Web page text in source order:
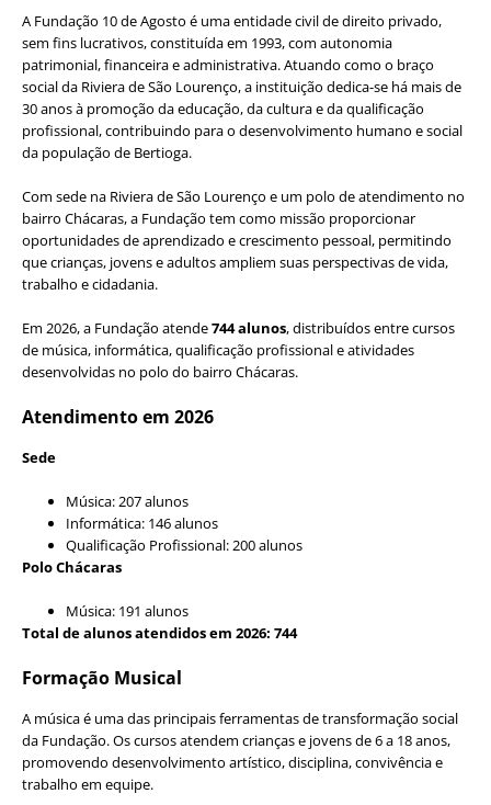
A Fundação 10 de Agosto é uma entidade civil de direito privado,
sem fins lucrativos, constituída em 1993, com autonomia
patrimonial, financeira e administrativa. Atuando como o braço
social da Riviera de São Lourenço, a instituição dedica-se há mais de
30 anos à promoção da educação, da cultura e da qualificação
profissional, contribuindo para o desenvolvimento humano e social
da população de Bertioga.
Com sede na Riviera de São Lourenço e um polo de atendimento no
bairro Chácaras, a Fundação tem como missão proporcionar
oportunidades de aprendizado e crescimento pessoal, permitindo
que crianças, jovens e adultos ampliem suas perspectivas de vida,
trabalho e cidadania.
Em 2026, a Fundação atende744 alunos, distribuídos entre cursos
de música, informática, qualificação profissional e atividades
desenvolvidas no polo do bairro Chácaras.
Atendimento em 2026
Sede
Música: 207 alunos
Informática: 146 alunos
Qualificação Profissional: 200 alunos
Polo Chácaras
Música: 191 alunos
Total de alunos atendidos em 2026: 744
Formação Musical
A música é uma das principais ferramentas de transformação social
da Fundação. Os cursos atendem crianças e jovens de 6 a 18 anos,
promovendo desenvolvimento artístico, disciplina, convivência e
trabalho em equipe.